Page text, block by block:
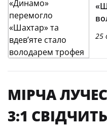
25
МІРЧА
3:1